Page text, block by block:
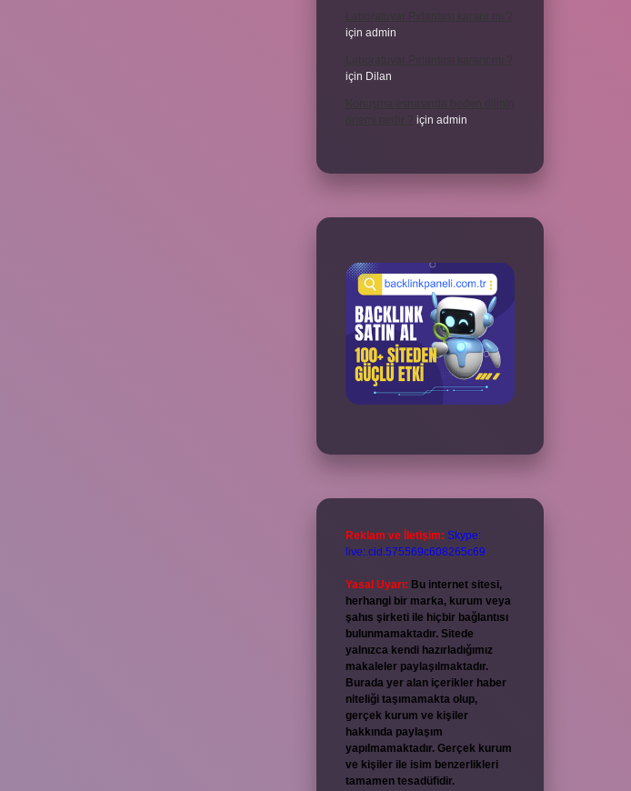
için admin
için Dilan
için admin
Reklam ve İletişim: Skype:
live:.cid.575569c608265c69
Yasal Uyarı: Bu internet sitesi,
herhangi bir marka, kurum veya
şahıs şirketi ile hiçbir bağlantısı
bulunmamaktadır. Sitede
yalnızca kendi hazırladığımız
makaleler paylaşılmaktadır.
Burada yer alan içerikler haber
niteliği taşımamakta olup,
gerçek kurum ve kişiler
hakkında paylaşım
yapılmamaktadır. Gerçek kurum
ve kişiler ile isim benzerlikleri
tamamen tesadüfidir.